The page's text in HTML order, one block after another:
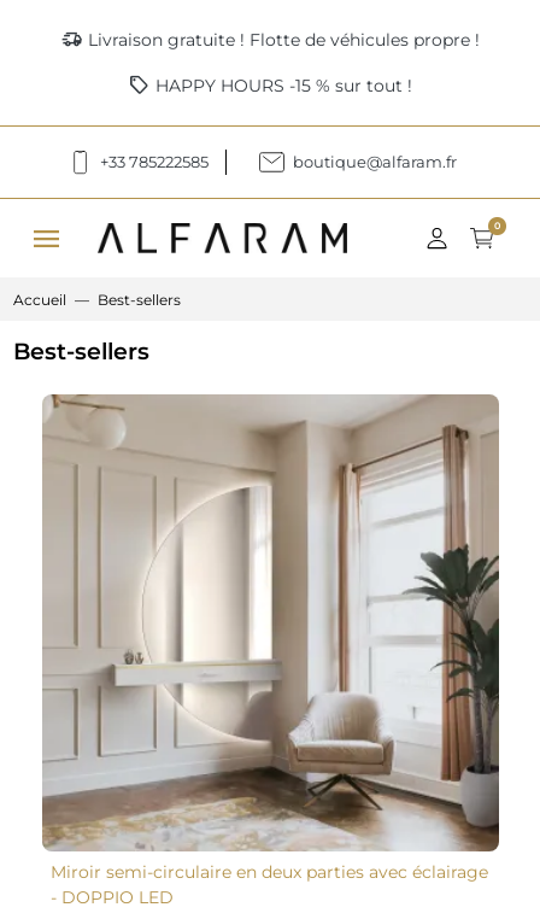
delivery_truck_speed Livraison gratuite ! Flotte de véhicules propre !
sell HAPPY HOURS -15 % sur tout !
+33 785222585 boutique@alfaram.fr
menu 0
Accueil Best-sellers
Best-sellers
Miroir semi-circulaire en deux parties avec éclairage
- DOPPIO LED